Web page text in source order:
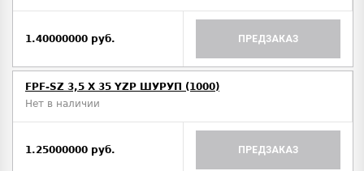
1.40000000 руб. ПРЕДЗАКАЗ
FPF-SZ 3,5 X 35 YZP ШУРУП (1000)
Нет в наличии
1.25000000 руб. ПРЕДЗАКАЗ